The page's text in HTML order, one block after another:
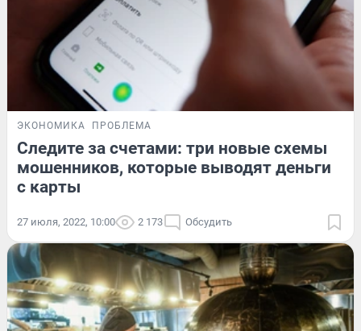
ЭКОНОМИКА ПРОБЛЕМА
Следите за счетами: три новые схемы
мошенников, которые выводят деньги
с карты
27 июля, 2022, 10:00 2 173 Обсудить